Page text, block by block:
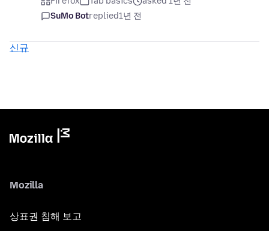
SuMo Botreplied1년 전
신규
Mozilla
상표권 침해 보고